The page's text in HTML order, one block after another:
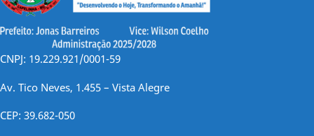
CNPJ: 19.229.921/0001-59
Av. Tico Neves, 1.455 – Vista Alegre
CEP: 39.682-050